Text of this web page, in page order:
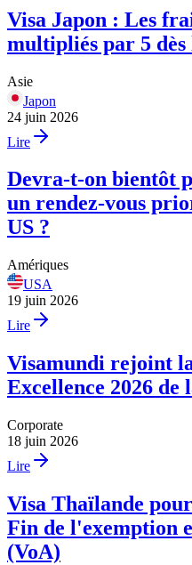
Visa Japon : Les
multipliés par 5
Asie
Japon
24 juin 2026
Lire
Devra-t-on bientôt
un rendez-vous
US ?
Amériques
USA
19 juin 2026
Lire
Visamundi rejoint
Excellence 2026 de
Corporate
18 juin 2026
Lire
Visa Thaïlande
Fin de l'exemption
(VoA)